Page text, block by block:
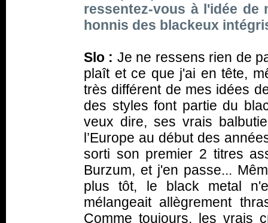
ressentez-vous à l'idée de
honnis des blackeux
Slo : Je ne ressens rien de
plaît et ce que j'ai en tête,
très différent de mes idées
des styles font partie du
veux dire, ses vrais
l’Europe au début des
sorti son premier 2 titres
Burzum, et j'en passe...
plus tôt, le black metal
mélangeait allègrement
Comme toujours, les vrais